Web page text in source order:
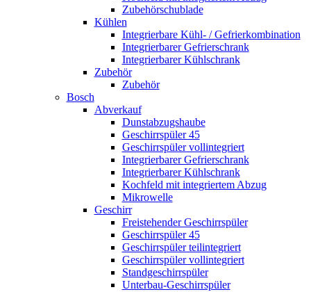
Zubehörschublade
Kühlen
Integrierbare Kühl- / Gefrierkombination
Integrierbarer Gefrierschrank
Integrierbarer Kühlschrank
Zubehör
Zubehör
Bosch
Abverkauf
Dunstabzugshaube
Geschirrspüler 45
Geschirrspüler vollintegriert
Integrierbarer Gefrierschrank
Integrierbarer Kühlschrank
Kochfeld mit integriertem Abzug
Mikrowelle
Geschirr
Freistehender Geschirrspüler
Geschirrspüler 45
Geschirrspüler teilintegriert
Geschirrspüler vollintegriert
Standgeschirrspüler
Unterbau-Geschirrspüler